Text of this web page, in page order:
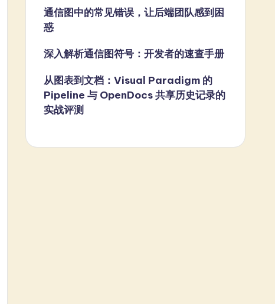
通信图中的常见错误，让后端团队感到困
惑
深入解析通信图符号：开发者的速查手册
从图表到文档：Visual Paradigm 的
Pipeline 与 OpenDocs 共享历史记录的
实战评测